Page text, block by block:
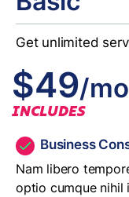
Get unlimited
$49/mo
INCLUDES
Business
Nam libero
optio cumque nihil